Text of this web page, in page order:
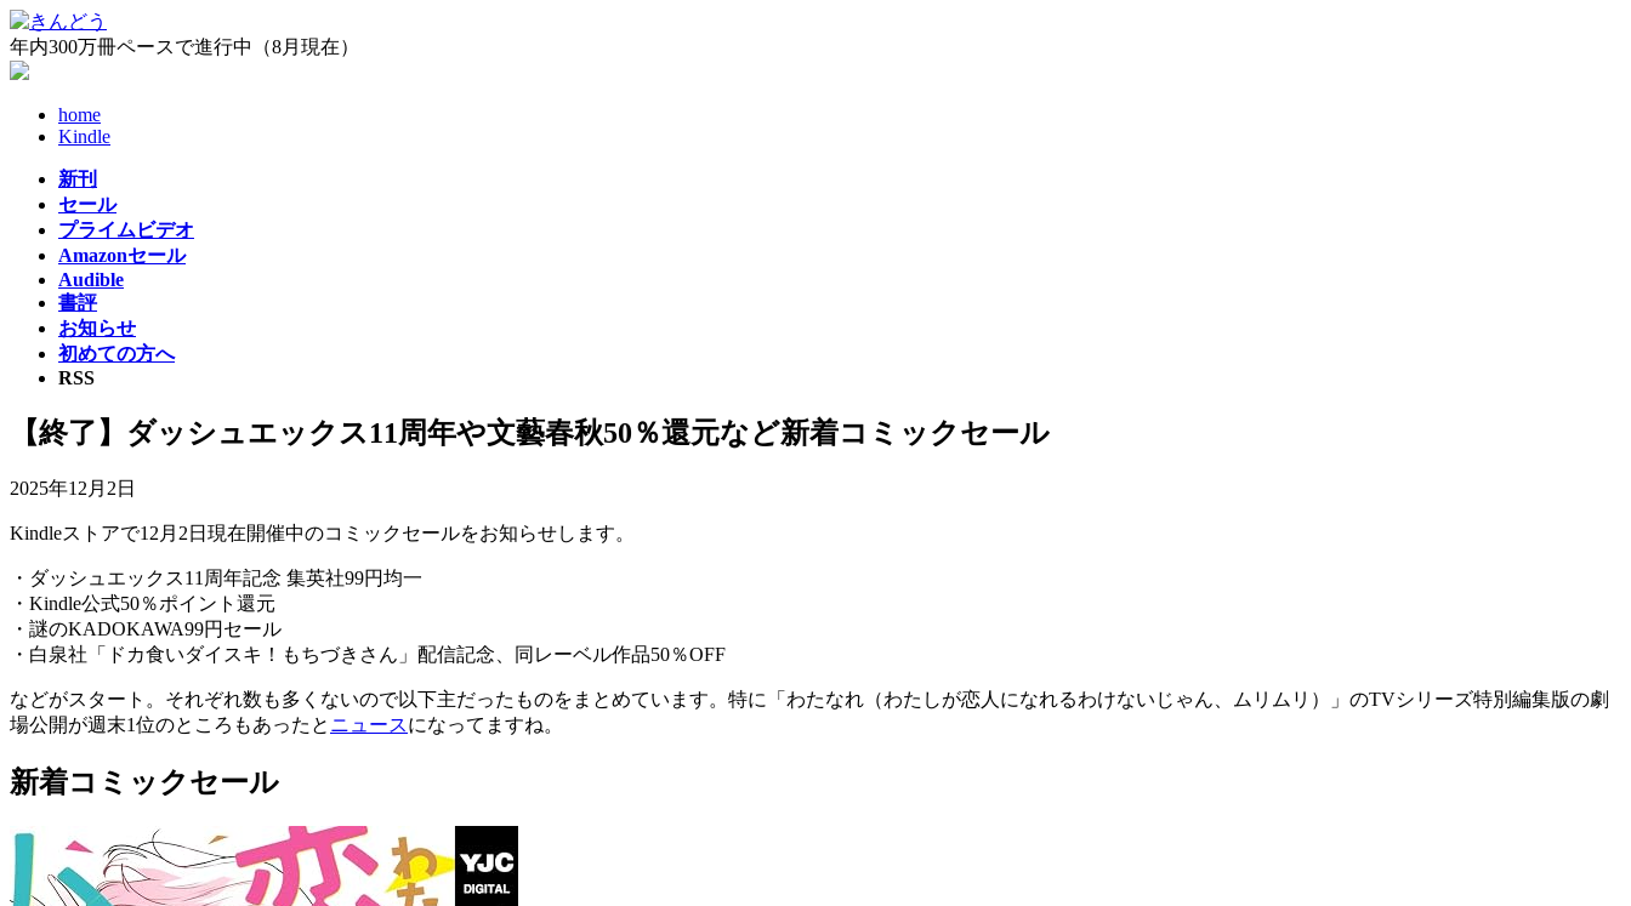
コ
ン
テ
ナ
ビ
ゲ
年内300万冊ペースで進行中（8月現在）
home
Kindle
新刊
セール
プライムビデオ
Amazonセール
Audible
書評
お知らせ
初めての方へ
RSS
【終了】ダッシュエックス11周年や文藝春秋50％還元など新着コミックセール
2025年12月2日
Kindleストアで12月2日現在開催中のコミックセールをお知らせします。
・ダッシュエックス11周年記念 集英社99円均一
・Kindle公式50％ポイント還元
・謎のKADOKAWA99円セール
・白泉社「ドカ食いダイスキ！もちづきさん」配信記念、同レーベル作品50％OFF
などがスタート。それぞれ数も多くないので以下主だったものをまとめています。特に「わたなれ（わたしが恋人になれるわけないじゃん、ムリムリ）」のTVシリーズ特別編集版の劇
場公開が週末1位のところもあったと ニュースになってますね。
新着コミックセール